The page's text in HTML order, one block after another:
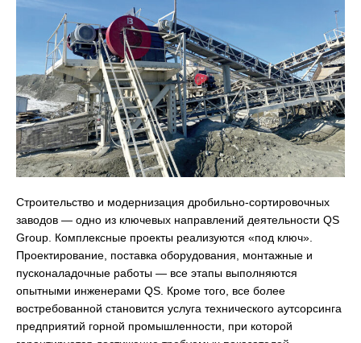
Строительство и модернизация дробильно-сортировочных
заводов — одно из ключевых направлений деятельности QS
Group. Комплексные проекты реализуются «под ключ».
Проектирование, поставка оборудования, монтажные и
пусконаладочные работы — все этапы выполняются
опытными инженерами QS. Кроме того, все более
востребованной становится услуга технического аутсорсинга
предприятий горной промышленности, при которой